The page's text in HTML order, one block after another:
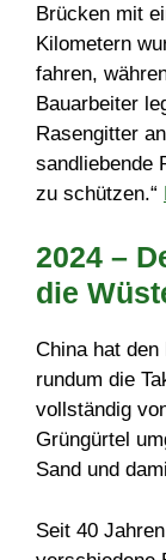
Brücken mit
Kilometern
fahren,
Bauarbeiter
Rasengitter
sandliebende
zu schützen.“
2024 –
die
China hat
rundum die
vollständig
Grüngürtel
Sand und
Seit 40